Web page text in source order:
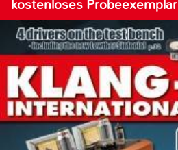
kostenloses Probeexemplar